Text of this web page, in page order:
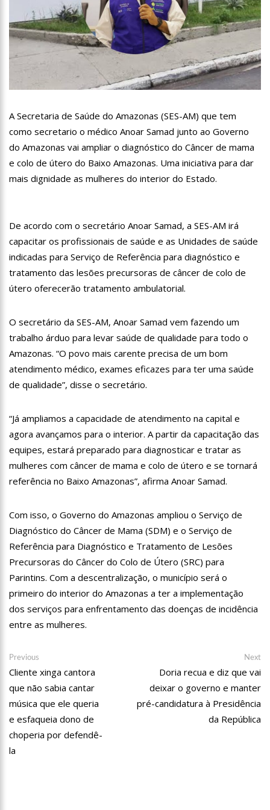
Greve de ônibus é suspensa a pedido do prefeito de
Manaus
12:55 PIB do Japão registra crescimento pela primeira vez em 3
trimestres
12:49
Anitta diz que ficou dez meses sem sexo e revela como se
sentiu
12:37 Agenor Tupinambá fala sobre namoro com Lucas: “Não
12:23 Influenciadora e ex são encontrados mortos em carro no
interior de SP
14:56
Vídeo: Reação de Ana Clara após não pegar buquê em
casamento viraliza: “Filho da put*! Nojento!”
14:52 Procon-AM orienta população que Lei do Troco é válida e
deve ser respeitada
11:52 Petrobras anuncia nova política de preços de combustíveis
11:36
Acusado de divulgar fotos de corpo de Marília Mendonça e
de outros artistas mortos vira réu
11:28
Casal é surpreendido com gravidez de sêxtuplos e pai ‘passa
mal’
atendimento a Pessoas com Deficiência
11:09
Bruna Biancardi ganha mimo de R$ 820 de Neymar: ‘Se fez
presente mesmo distante’
14:30 Wilson Lima entrega Caimi Ada Rodrigues Viana revitalizado
à população idosa da zona oeste
14:25 Confira quais bairros de Manaus ficarão sem energia nesta
14:17
Motoristas de aplicativo entram em greve em todo o Brasil
14:10 Após matar colegas, policial grava vídeo: “Te vejo no inferno”;
assista
13:52 Jovem sofre queimaduras de 1º grau no rosto após celular
explodir
Cultura Manaus: 21ª Semana Nacional de Museus conta com
vasta programação em nove espaços culturais
12:57 Agenor Tupinambá tem primeiro encontro com namorado
após um ano de relacionamento a distância
13:03 Prefeitura de Manaus realiza 1ª Feira Folclórica no Centro
Cultural Povos da Amazônia
12:56
OMS declara fim da emergência em saúde por mpox
12:45 Fornecedores entram com pedido de falência das lojas
11:19
Secretaria de Fazenda alerta para golpes com pagamento
falso de IPVA por Pix
10:58 Idosa comemora 107 anos com festa temática da Barbie e
Bolsonaro virá a Manaus ainda este ano para fortalecer pré-
candidatura de coronel Menezes à Prefeitura de Manaus em 2024
10:26 Ex-noivo de Marília Mendonça choca fãs com homenagem a
A Secretaria de Saúde do Amazonas (SES-AM) que tem
como secretario o médico Anoar Samad junto ao Governo
do Amazonas vai ampliar o diagnóstico do Câncer de mama
e colo de útero do Baixo Amazonas. Uma iniciativa para dar
mais dignidade as mulheres do interior do Estado.
De acordo com o secretário Anoar Samad, a SES-AM irá
capacitar os profissionais de saúde e as Unidades de saúde
indicadas para Serviço de Referência para diagnóstico e
tratamento das lesões precursoras de câncer de colo de
útero oferecerão tratamento ambulatorial.
O secretário da SES-AM, Anoar Samad vem fazendo um
trabalho árduo para levar saúde de qualidade para todo o
Amazonas. “O povo mais carente precisa de um bom
atendimento médico, exames eficazes para ter uma saúde
de qualidade”, disse o secretário.
“Já ampliamos a capacidade de atendimento na capital e
agora avançamos para o interior. A partir da capacitação das
equipes, estará preparado para diagnosticar e tratar as
mulheres com câncer de mama e colo de útero e se tornará
referência no Baixo Amazonas”, afirma Anoar Samad.
Com isso, o Governo do Amazonas ampliou o Serviço de
Diagnóstico do Câncer de Mama (SDM) e o Serviço de
Referência para Diagnóstico e Tratamento de Lesões
Precursoras do Câncer do Colo de Útero (SRC) para
Parintins. Com a descentralização, o município será o
primeiro do interior do Amazonas a ter a implementação
dos serviços para enfrentamento das doenças de incidência
entre as mulheres.
Navegação
de
Post
Previous
post:
Cliente xinga cantora
que não sabia cantar
música que ele queria
e esfaqueia dono de
choperia por defendê-
la
Next
Doria recua e diz que vai
deixar o governo e manter
pré-candidatura à Presidência
da República